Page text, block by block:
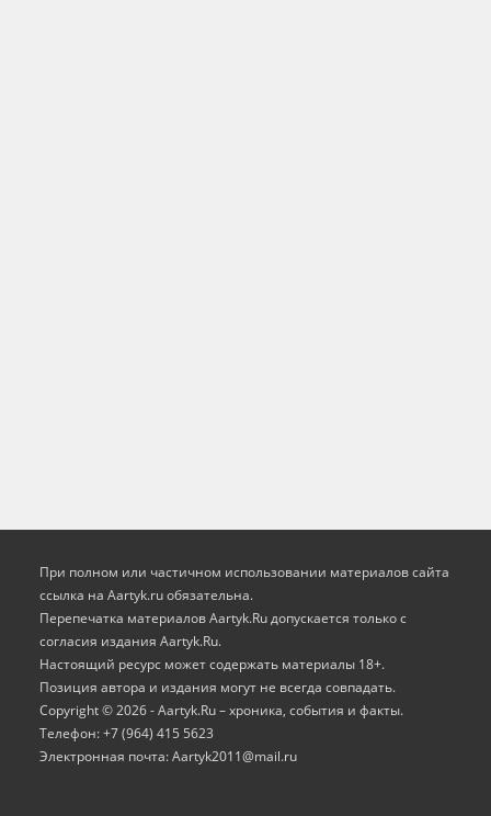
При полном или частичном использовании материалов сайта
ссылка на Aartyk.ru oбязательна.
Перепечатка материалов Aartyk.Ru допускается только с
согласия издания Aartyk.Ru.
Настоящий ресурс может содержать материалы 18+.
Позиция автора и издания могут не всегда совпадать.
Copyright © 2026 - Aartyk.Ru – хроника, события и факты.
Телефон: +7 (964) 415 5623
Электронная почта: Aartyk2011@mail.ru